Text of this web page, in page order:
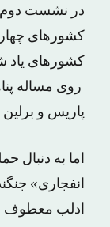
در نشست
کشورهای
کشورهای یاد
روی مساله
پاریس و
اما به
انفجاری»
ادلب معطوف